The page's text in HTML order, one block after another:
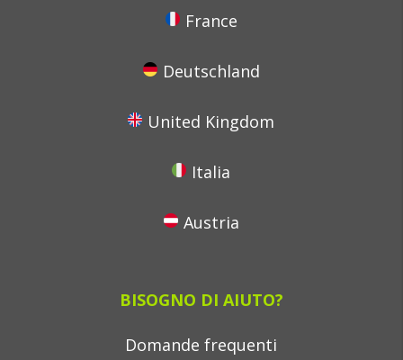
France
Deutschland
United Kingdom
Italia
Austria
BISOGNO DI AIUTO?
Domande frequenti